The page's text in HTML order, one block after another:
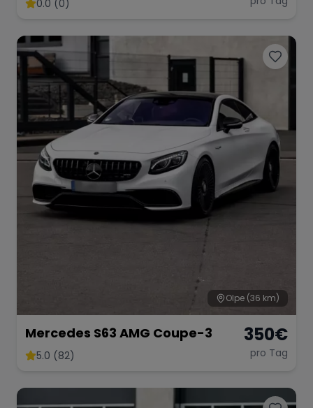
Range Rover Corvette
0.0 (0)
Olpe (36 km)
Mercedes S63 AMG Coupe-3
5.0 (82)
350€
pro Tag